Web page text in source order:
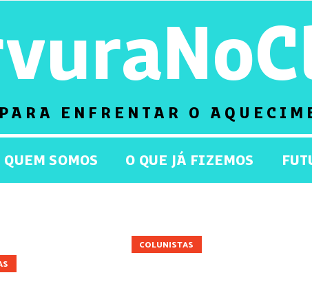
ENFRENTAR O
QUEM SOMOS O QUE JÁ FIZEMOS
COLUNISTAS